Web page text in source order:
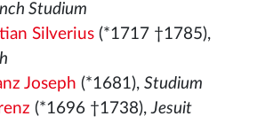
Studium
Silverius(*1717 †1785),
Joseph (*1681), Studium
(*1696 †1738),Jesuit